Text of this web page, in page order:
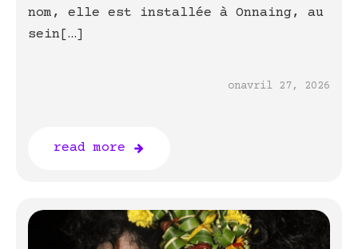
nom, elle est installée à Onnaing, au
sein[…]
onavril 27, 2026
read more